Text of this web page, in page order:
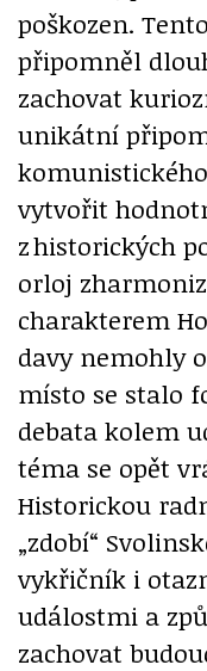
poškozen.
připomněl
zachovat
unikátní
vytvořit
z historických
orloj
charakterem
davy nemohly
místo se stalo
debata kolem
téma se opět
Historickou
„zdobí“
vykřičník i
událostmi a
zachovat